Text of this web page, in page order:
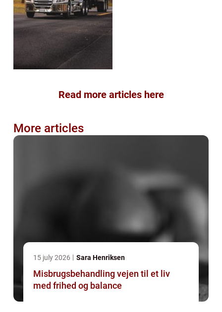
Read more articles here
More articles
15 july 2026 Sara Henriksen
Misbrugsbehandling vejen til et liv
med frihed og balance